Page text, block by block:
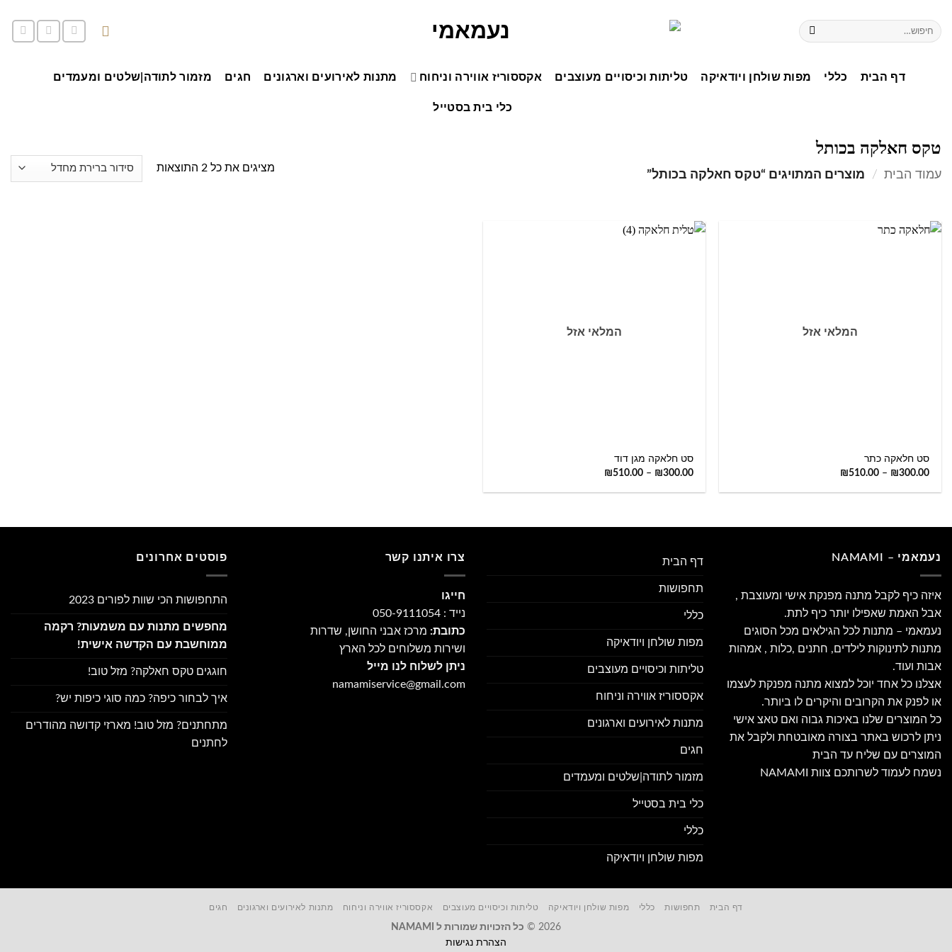
דף הבית כללי מפות שולחן ויודאיקה טליתות וכיסויים מעוצבים אקססוריז אווירה וניחוח מתנות לאירועים וארגונים חגים מזמור לתודה|שלטים ומעמדים
כלי בית בסטייל
טקס חאלקה בכותל
עמוד הבית / מוצרים המתויגים “טקס חאלקה בכותל” מציגים את כל ⁦2⁩ התוצאות
המלאי אזל
סט חלאקה כתר
₪300.00
–
₪510.00
המלאי אזל
סט חלאקה מגן דוד
₪300.00
–
₪510.00
נעמאמי – NAMAMI
איזה כיף לקבל מתנה מפנקת אישי ומעוצבת ,
אבל האמת שאפילו יותר כיף לתת.
נעמאמי – מתנות לכל הגילאים מכל הסוגים
מתנות לתינוקות לילדים, חתנים ,כלות , אמהות
אבות ועוד.
אצלנו כל אחד יוכל למצוא מתנה מפנקת לעצמו
או לפנק את הקרובים והיקרים לו ביותר.
כל המוצרים שלנו באיכות גבוה ואם טאצ אישי
ניתן לרכוש באתר בצורה מאובטחת ולקבל את
המוצרים עם שליח עד הבית
נשמח לעמוד לשרותכם צוות NAMAMI
דף הבית
תחפושות
כללי
מפות שולחן ויודאיקה
טליתות וכיסויים מעוצבים
אקססוריז אווירה וניחוח
מתנות לאירועים וארגונים
חגים
מזמור לתודה|שלטים ומעמדים
כלי בית בסטייל
כללי
מפות שולחן ויודאיקה
צרו איתנו קשר
חייגו
נייד : 050-9111054
כתובת: מרכז אבני החושן, שדרות
ושירות משלוחים לכל הארץ
ניתן לשלוח לנו מייל
namamiservice@gmail.com
פוסטים אחרונים
התחפושות הכי שוות לפורים 2023
מחפשים מתנות עם משמעות? רקמה
ממוחשבת עם הקדשה אישית!
חוגגים טקס חאלקה? מזל טוב!
איך לבחור כיפה? כמה סוגי כיפות יש?
מתחתנים? מזל טוב! מארזי קדושה מהודרים
לחתנים
דף הבית תחפושות כללי מפות שולחן ויודאיקה טליתות וכיסויים מעוצבים אקססוריז אווירה וניחוח מתנות לאירועים וארגונים חגים
2026 ©
כל הזכויות שמורות ל NAMAMI
הצהרת נגישות